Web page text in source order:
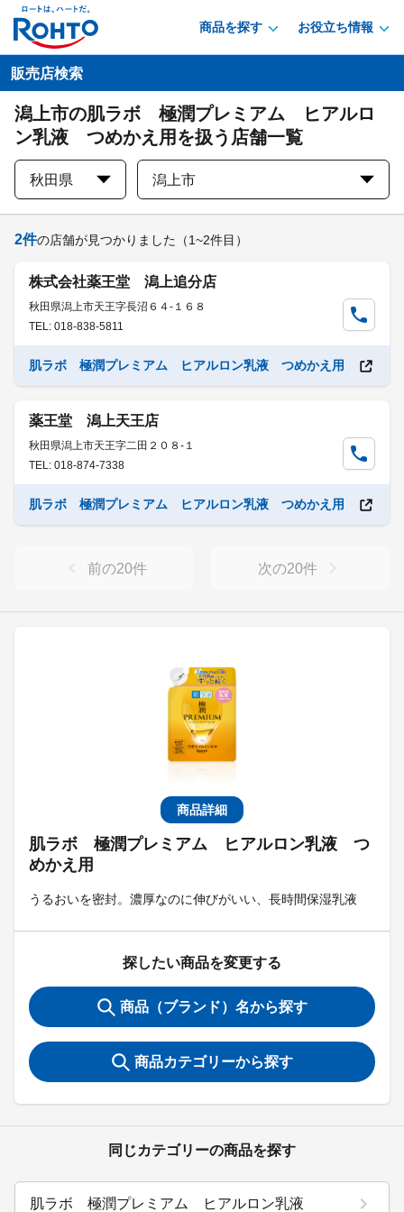
商品を探す お役立ち情報
販売店検索
潟上市の肌ラボ 極潤プレミアム ヒアルロ
ン乳液 つめかえ用を扱う店舗一覧
秋田県 潟上市
商品詳細
肌ラボ 極潤プレミアム ヒアルロン乳液 つ
めかえ用
うるおいを密封。濃厚なのに伸びがいい、長時間保湿乳液
探したい商品を変更する
商品（ブランド）名から探す
商品カテゴリーから探す
同じカテゴリーの商品を探す
肌ラボ 極潤プレミアム ヒアルロン乳液
2件の店舗が見つかりました （1~2件目）
株式会社薬王堂 潟上追分店
秋田県潟上市天王字長沼６４-１６８
TEL: 018-838-5811
肌ラボ 極潤プレミアム ヒアルロン乳液 つめかえ用
薬王堂 潟上天王店
秋田県潟上市天王字二田２０８-１
TEL: 018-874-7338
肌ラボ 極潤プレミアム ヒアルロン乳液 つめかえ用
前の20件 次の20件